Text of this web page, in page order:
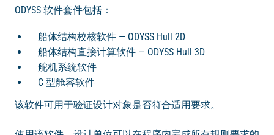
ODYSS 软件套件包括：
船体结构校核软件 — ODYSS Hull 2D
船体结构直接计算软件 — ODYSS Hull 3D
舵机系统软件
C 型舱容软件
该软件可用于验证设计对象是否符合适用要求。